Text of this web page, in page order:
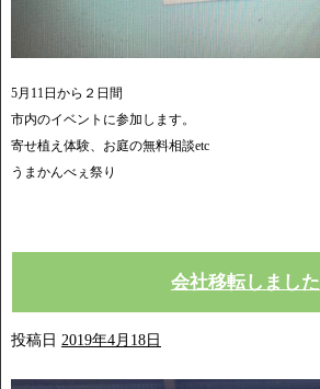
5月11日から２日間
市内のイベントに参加します。
寄せ植え体験、お庭の無料相談etc
うまかんべぇ祭り
会社移転しました
投稿日 2019年4月18日